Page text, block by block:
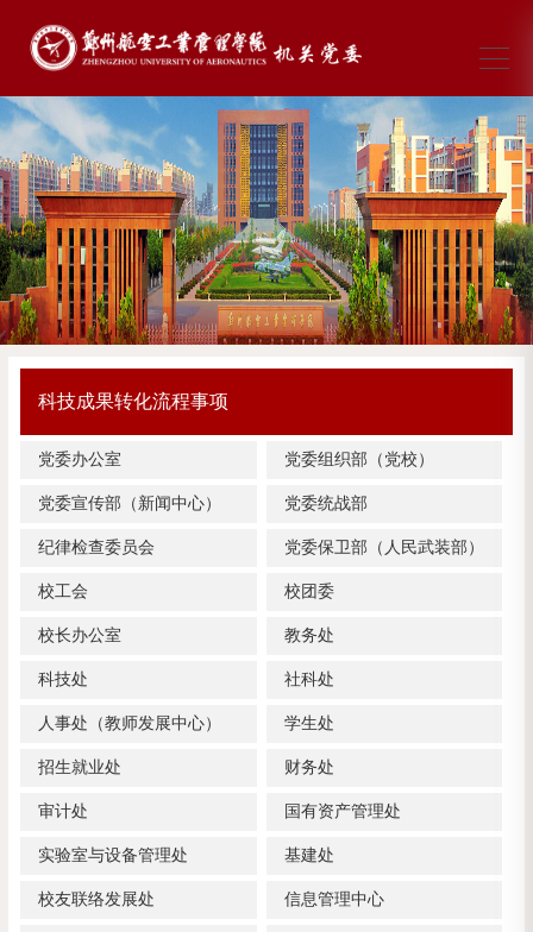
科技成果转化流程事项
党委办公室 党委组织部（党校）
党委宣传部（新闻中心） 党委统战部
纪律检查委员会 党委保卫部（人民武装部）
校工会 校团委
校长办公室 教务处
科技处 社科处
人事处（教师发展中心） 学生处
招生就业处 财务处
审计处 国有资产管理处
实验室与设备管理处 基建处
校友联络发展处 信息管理中心